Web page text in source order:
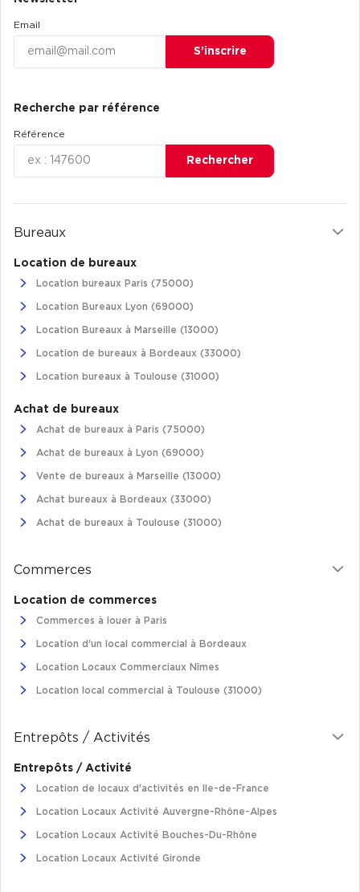
Email
S’inscrire
Recherche par référence
Référence
Rechercher
Bureaux
Location de bureaux
Location bureaux Paris (75000)
Location Bureaux Lyon (69000)
Location Bureaux à Marseille (13000)
Location de bureaux à Bordeaux (33000)
Location bureaux à Toulouse (31000)
Achat de bureaux
Achat de bureaux à Paris (75000)
Achat de bureaux à Lyon (69000)
Vente de bureaux à Marseille (13000)
Achat bureaux à Bordeaux (33000)
Achat de bureaux à Toulouse (31000)
Commerces
Location de commerces
Commerces à louer à Paris
Location d'un local commercial à Bordeaux
Location Locaux Commerciaux Nîmes
Location local commercial à Toulouse (31000)
Entrepôts / Activités
Entrepôts / Activité
Location de locaux d'activités en Ile-de-France
Location Locaux Activité Auvergne-Rhône-Alpes
Location Locaux Activité Bouches-Du-Rhône
Location Locaux Activité Gironde